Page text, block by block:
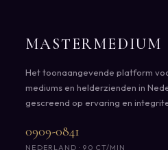
MASTERMEDIUM
Het toonaangevende platform
mediums en helderzienden in
gescreend op ervaring en
0909-0841
NEDERLAND · 90 CT/MIN